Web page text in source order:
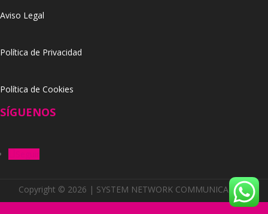
Aviso Legal
Política de Privacidad
Política de Cookies
SÍGUENOS
Copyright © 2026 | SYSTEM NETWORK COMMUNICATION